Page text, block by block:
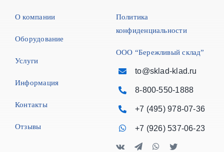
О компании
Оборудование
Услуги
Информация
Контакты
Отзывы
Политика
конфиденциальности
ООО “Бережливый склад”
to@sklad-klad.ru
8-800-550-1888
+7 (495) 978-07-36
+7 (926) 537-06-23